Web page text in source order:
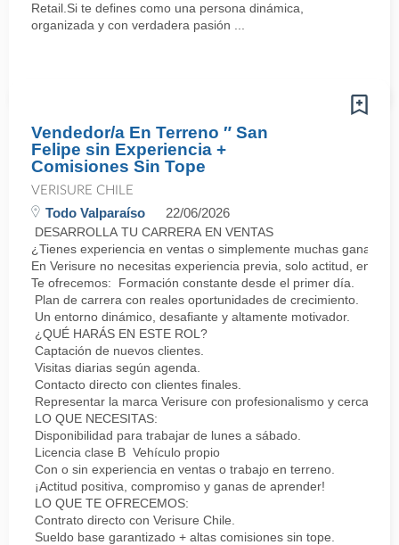
Retail.Si te defines como una persona dinámica,
organizada y con verdadera pasión ...
Vendedor/a En Terreno ″ San
Felipe sin Experiencia +
Comisiones Sin Tope
VERISURE CHILE
Todo Valparaíso 22/06/2026
DESARROLLA TU CARRERA EN VENTAS
¿Tienes experiencia en ventas o simplemente muchas ganas
En Verisure no necesitas experiencia previa, solo actitud,
Te ofrecemos: Formación constante desde el primer día.
Plan de carrera con reales oportunidades de crecimiento.
Un entorno dinámico, desafiante y altamente motivador.
¿QUÉ HARÁS EN ESTE ROL?
Captación de nuevos clientes.
Visitas diarias según agenda.
Contacto directo con clientes finales.
Representar la marca Verisure con profesionalismo y cercanía.
LO QUE NECESITAS:
Disponibilidad para trabajar de lunes a sábado.
Licencia clase B Vehículo propio
Con o sin experiencia en ventas o trabajo en terreno.
¡Actitud positiva, compromiso y ganas de aprender!
LO QUE TE OFRECEMOS:
Contrato directo con Verisure Chile.
Sueldo base garantizado + altas comisiones sin tope.